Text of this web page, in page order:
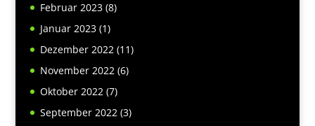
Februar 2023(8)
Januar 2023(1)
Dezember 2022(11)
November 2022(6)
Oktober 2022(7)
September 2022(3)